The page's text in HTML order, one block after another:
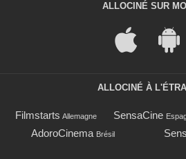
ALLOCINÉ SUR
ALLOCINÉ À
Filmstarts Allemagne SensaCine
AdoroCinema Brésil